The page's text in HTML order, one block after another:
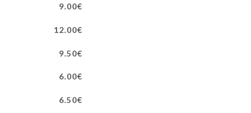
9.00€
12.00€
9.50€
6.00€
6.50€